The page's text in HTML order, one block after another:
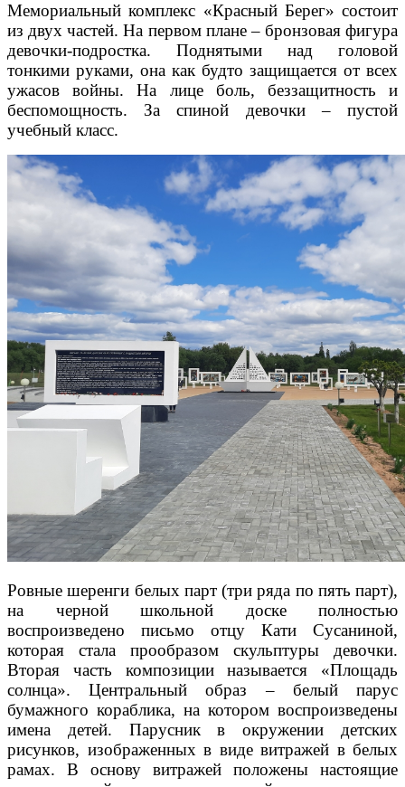
Мемориальный комплекс «Красный Берег» состоит
из двух частей. На первом плане – бронзовая фигура
девочки-подростка. Поднятыми над головой
тонкими руками, она как будто защищается от всех
ужасов войны. На лице боль, беззащитность и
беспомощность. За спиной девочки – пустой
учебный класс.
Ровные шеренги белых парт (три ряда по пять парт),
на черной школьной доске полностью
воспроизведено письмо отцу Кати Сусаниной,
которая стала прообразом скульптуры девочки.
Вторая часть композиции называется «Площадь
солнца». Центральный образ – белый парус
бумажного кораблика, на котором воспроизведены
имена детей. Парусник в окружении детских
рисунков, изображенных в виде витражей в белых
рамах. В основу витражей положены настоящие